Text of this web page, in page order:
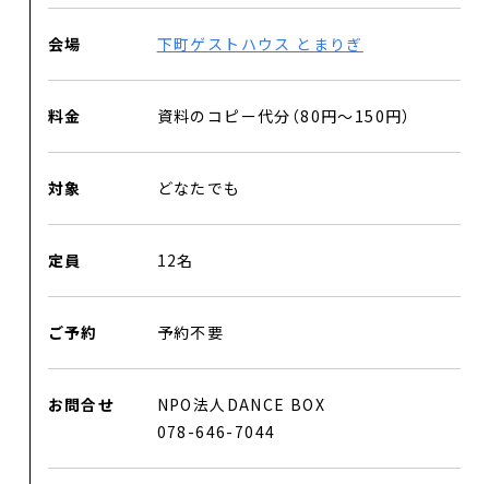
イベント
会場 下町ゲストハウス とまりぎ
料金 資料のコピー代分（80円〜150円）
対象 どなたでも
定員 12名
ご予約 予約不要
お問合せ
NPO法人DANCE BOX
078-646-7044